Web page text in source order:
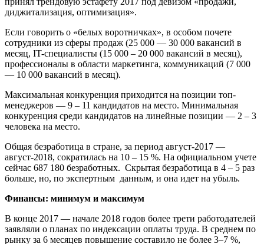
диджитализация, оптимизация».
Если говорить о «белых воротничках», в особом почете
сотрудники из сферы продаж (25 000 — 30 000 вакансий в
месяц, IT-специалисты (15 000 – 20 000 вакансий в месяц),
профессионалы в области маркетинга, коммуникаций (7 000
— 10 000 вакансий в месяц).
Максимальная конкуренция приходится на позиции топ-
менеджеров — 9 – 11 кандидатов на место. Минимальная
конкуренция среди кандидатов на линейные позиции — 2 – 3
человека на место.
Общая безработица в стране, за период август-2017 —
август-2018, сократилась на 10 – 15 %. На официальном учете
сейчас 687 180 безработных. Скрытая безработица в 4 – 5 раз
больше, но, по экспертным данным, и она идет на убыль.
Финансы: минимум и максимум
В конце 2017 — начале 2018 годов более трети работодателей
заявляли о планах по индексации оплаты труда. В среднем по
рынку за 6 месяцев повышение составило не более 3–7 %,